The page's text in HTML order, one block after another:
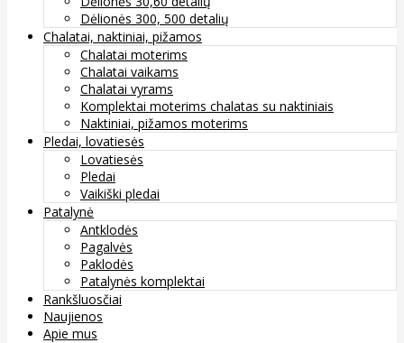
Dėlionės 300, 500 detalių
Chalatai, naktiniai, pižamos
Chalatai moterims
Chalatai vaikams
Chalatai vyrams
Komplektai moterims chalatas su naktiniais
Naktiniai, pižamos moterims
Pledai, lovatiesės
Lovatiesės
Pledai
Vaikiški pledai
Patalynė
Antklodės
Pagalvės
Paklodės
Patalynės komplektai
Rankšluosčiai
Naujienos
Apie mus